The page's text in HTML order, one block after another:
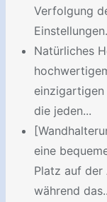
Verfolgung
Natürliches
die jeden...
eine
Platz auf
während